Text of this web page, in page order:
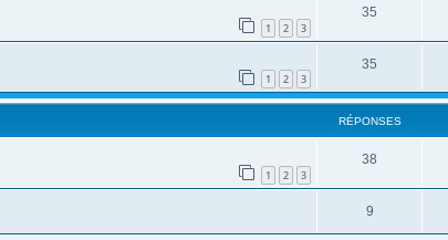
1 2 3
35
1 2 3
35
RÉPONSES
1 2 3
38
9